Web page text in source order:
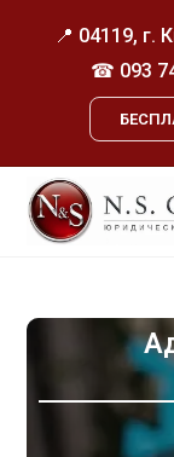
📍 04119, г.
☎ 093